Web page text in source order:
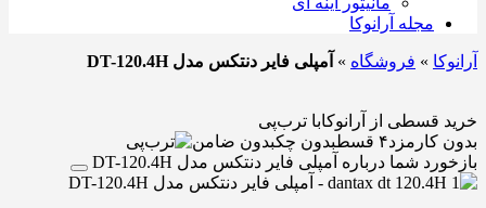
مجله آرانوکا
آرانوکا » فروشگاه » آمپلی فایر دنتکس مدل DT-120.4H
خرید قسطی از آرانوکابا ترب‌پی
بدون کارمزد۴ قسط بدون چکبدون ضامن
بازخورد شما درباره آمپلی فایر دنتکس مدل DT-120.4H